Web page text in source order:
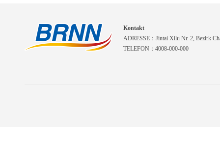
Kontakt
ADRESSE：Jintai Xilu Nr. 2, Bezirk
TELEFON：4008-000-000